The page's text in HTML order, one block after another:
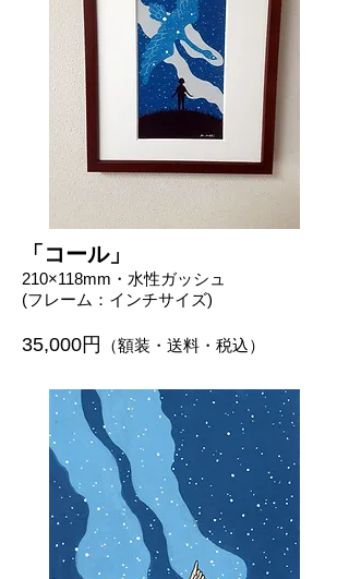
「コール」
210×118mm・水性ガッシュ
(フレーム：インチサイズ)
35,000円 （額装・送料・税込）